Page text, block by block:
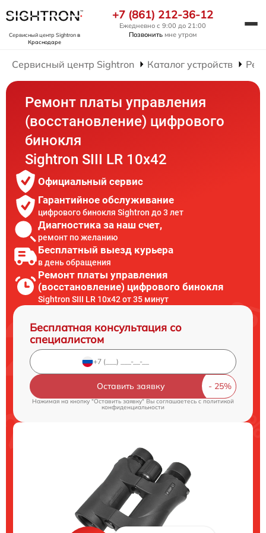
Сервисный центр Sightronв
Краснодаре
+7 (861) 212-36-12
Ежедневно с 9:00 до 21:00
Позвонить мне утром
Сервисный центр Sightron Каталог устройств
Ремонт платы управления
(восстановление) цифрового
бинокля
Sightron SIII LR 10x42
Официальный сервис
Гарантийное обслуживание
цифрового бинокля Sightron до 3 лет
Диагностика за наш счет,
ремонт по желанию
Бесплатный выезд курьера
в день обращения
Ремонт платы управления
(восстановление) цифрового бинокля
Sightron SIII LR 10x42 от 35 минут
Бесплатная консультация со
специалистом
Оставить заявку
Нажимая на кнопку "Оставить заявку" Вы соглашаетесь cполитикой
конфиденциальности